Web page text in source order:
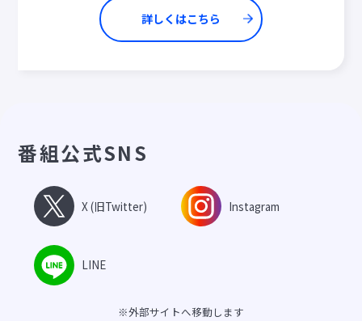
詳しくはこちら
番組公式SNS
X (旧Twitter) Instagram
LINE
※外部サイトへ移動します